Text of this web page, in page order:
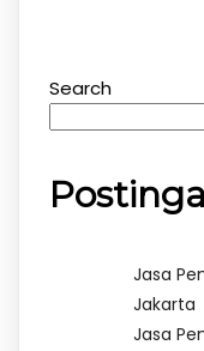
Search
Jasa
Jakarta
Jasa